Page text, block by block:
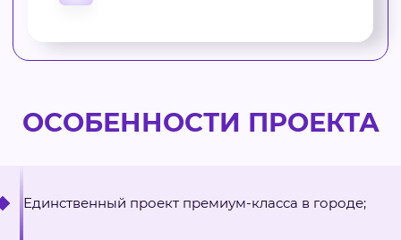
ОСОБЕННОСТИ ПРОЕКТА
Единственный проект премиум-класса в городе;